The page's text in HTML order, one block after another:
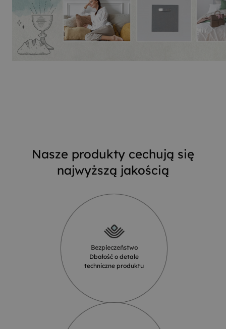
Nasze produkty cechują się
najwyższą jakością
Bezpieczeństwo
Dbałość o detale
techniczne produktu